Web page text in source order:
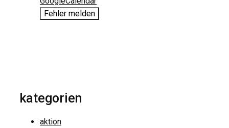
Fehler melden
kategorien
aktion